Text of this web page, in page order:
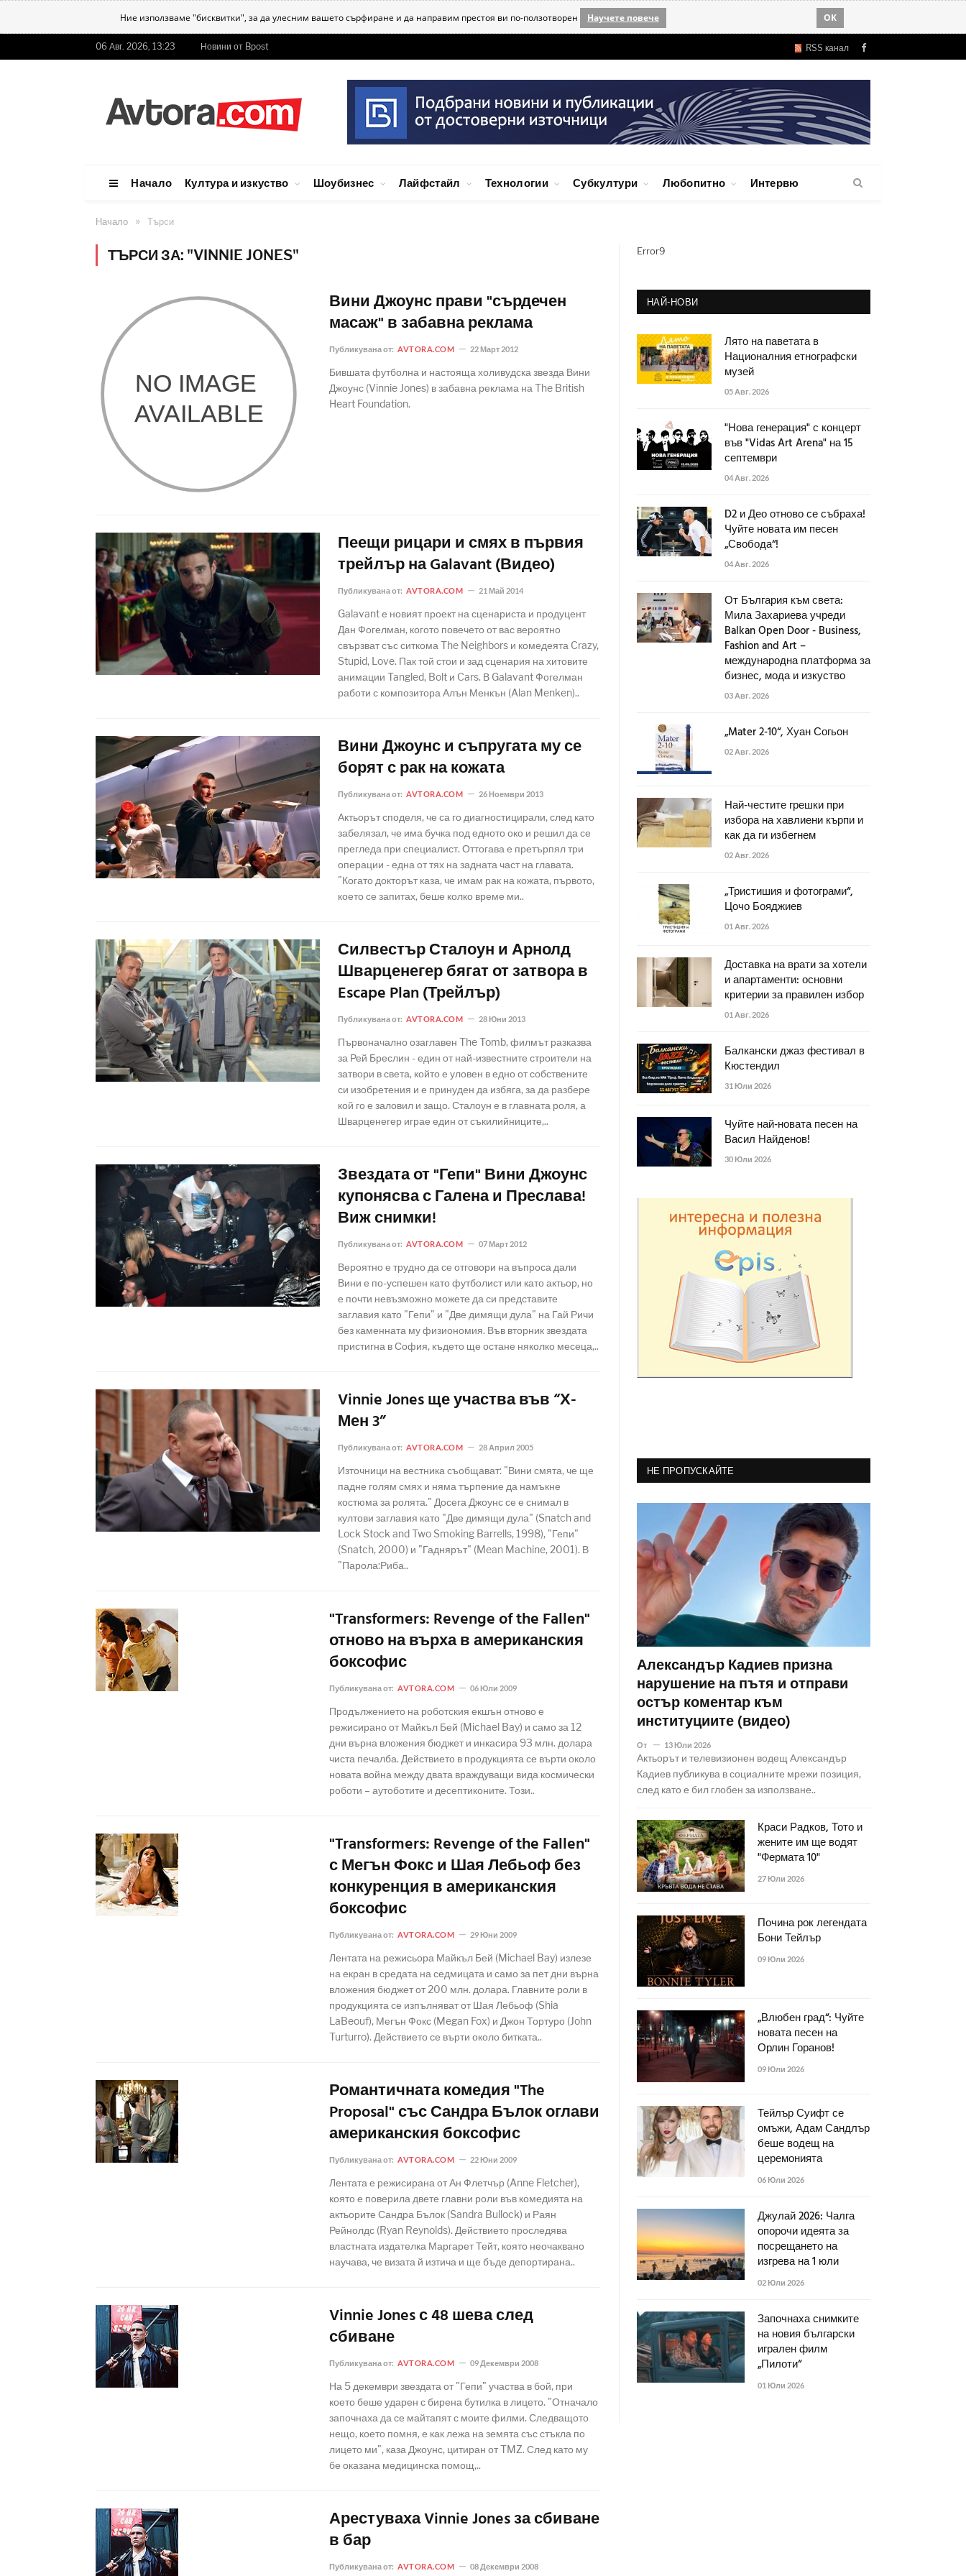
Ние използваме "бисквитки", за да улесним вашето сърфиране и да направим престоя ви по-ползотворен Научете повече OK
06 Авг. 2026, 13:23 Новини от Bpost RSS канал Facebook
Начало Култура и изкуство Шоубизнес Лайфстайл Технологии Субкултури Любопитно Интервю
Начало » Търси
ТЪРСИ ЗА: "VINNIE JONES"
Вини Джоунс прави "сърдечен
масаж" в забавна реклама
Публикувана от: AVTORA.COM 22 Март 2012
Бившата футболна и настояща холивудска звезда Вини
Джоунс (Vinnie Jones) в забавна реклама на The British
Heart Foundation.
Пеещи рицари и смях в първия
трейлър на Galavant (Видео)
Публикувана от: AVTORA.COM 21 Май 2014
Galavant е новият проект на сценариста и продуцент
Дан Фогелман, когото повечето от вас вероятно
свързват със ситкома The Neighbors и комедеята Crazy,
Stupid, Love. Пак той стои и зад сценария на хитовите
анимации Tangled, Bolt и Cars. В Galavant Фогелман
работи с композитора Алън Менкън (Alan Menken)..
Вини Джоунс и съпругата му се
борят с рак на кожата
Публикувана от: AVTORA.COM 26 Ноември 2013
Актьорът споделя, че са го диагностицирали, след като
забелязал, че има бучка под едното око и решил да се
прегледа при специалист. Оттогава е претърпял три
операции - една от тях на задната част на главата.
"Когато докторът каза, че имам рак на кожата, първото,
което се запитах, беше колко време ми..
Силвестър Сталоун и Арнолд
Шварценегер бягат от затвора в
Escape Plan (Трейлър)
Публикувана от: AVTORA.COM 28 Юни 2013
Първоначално озаглавен The Tomb, филмът разказва
за Рей Бреслин - един от най-известните строители на
затвори в света, който е уловен в едно от собствените
си изобретения и е принуден да избяга, за да разбере
кой го е заловил и защо. Сталоун е в главната роля, а
Шварценегер играе един от съкилийниците,..
Звездата от "Гепи" Вини Джоунс
купонясва с Галена и Преслава!
Виж снимки!
Публикувана от: AVTORA.COM 07 Март 2012
Вероятно е трудно да се отговори на въпроса дали
Вини е по-успешен като футболист или като актьор, но
е почти невъзможно можете да си представите
заглавия като "Гепи" и "Две димящи дула" на Гай Ричи
без каменната му физиономия. Във вторник звездата
пристигна в София, където ще остане няколко месеца,..
Vinnie Jones ще участва във “Х-
Мен 3”
Публикувана от: AVTORA.COM 28 Април 2005
Източници на вестника съобщават: "Вини смята, че ще
падне голям смях и няма търпение да намъкне
костюма за ролята." Досега Джоунс се е снимал в
култови заглавия като "Две димящи дула" (Snatch and
Lock Stock and Two Smoking Barrells, 1998), "Гепи"
(Snatch, 2000) и "Гаднярът" (Mean Machine, 2001). В
"Парола:Риба..
"Transformers: Revenge of the Fallen"
отново на върха в американския
боксофис
Публикувана от: AVTORA.COM 06 Юли 2009
Продължението на роботския екшън отново е
режисирано от Майкъл Бей (Michael Bay) и само за 12
дни върна вложения бюджет и инкасира 93 млн. долара
чиста печалба. Действието в продукцията се върти около
новата война между двата враждуващи вида космически
роботи – аутоботите и десептиконите. Този..
"Transformers: Revenge of the Fallen"
с Мегън Фокс и Шая Лебьоф без
конкуренция в американския
боксофис
Публикувана от: AVTORA.COM 29 Юни 2009
Лентата на режисьора Майкъл Бей (Michael Bay) излезе
на екран в средата на седмицата и само за пет дни върна
вложения бюджет от 200 млн. долара. Главните роли в
продукцията се изпълняват от Шая Лебьоф (Shia
LaBeouf), Мегън Фокс (Megan Fox) и Джон Тортуро (John
Turturro). Действието се върти около битката..
Романтичната комедия "The
Proposal" със Сандра Бълок оглави
американския боксофис
Публикувана от: AVTORA.COM 22 Юни 2009
Лентата е режисирана от Ан Флетчър (Anne Fletcher),
която е поверила двете главни роли във комедията на
актьорите Сандра Бълок (Sandra Bullock) и Раян
Рейнолдс (Ryan Reynolds). Действието проследява
властната издателка Маргарет Тейт, която неочаквано
научава, че визата й изтича и ще бъде депортирана..
Vinnie Jones с 48 шева след
сбиване
Публикувана от: AVTORA.COM 09 Декември 2008
На 5 декември звездата от "Гепи" участва в бой, при
което беше ударен с бирена бутилка в лицето. "Отначало
започнаха да се майтапят с моите филми. Следващото
нещо, което помня, е как лежа на земята със стъкла по
лицето ми", каза Джоунс, цитиран от TMZ. След като му
бе оказана медицинска помощ,..
Арестуваха Vinnie Jones за сбиване
в бар
Публикувана от: AVTORA.COM 08 Декември 2008
Error9
НАЙ-НОВИ
Лято на паветата в
Националния етнографски
музей
05 Авг. 2026
"Нова генерация" с концерт
във "Vidas Art Arena" на 15
септември
04 Авг. 2026
D2 и Део отново се събраха!
Чуйте новата им песен
„Свобода“!
04 Авг. 2026
От България към света:
Мила Захариева учреди
Balkan Open Door - Business,
Fashion and Art –
международна платформа за
бизнес, мода и изкуство
03 Авг. 2026
„Mater 2-10“, Хуан Согьон
02 Авг. 2026
Най-честите грешки при
избора на хавлиени кърпи и
как да ги избегнем
02 Авг. 2026
„Тристишия и фотограми“,
Цочо Бояджиев
01 Авг. 2026
Доставка на врати за хотели
и апартаменти: основни
критерии за правилен избор
01 Авг. 2026
Балкански джаз фестивал в
Кюстендил
31 Юли 2026
Чуйте най-новата песен на
Васил Найденов!
30 Юли 2026
НЕ ПРОПУСКАЙТЕ
Александър Кадиев призна
нарушение на пътя и отправи
остър коментар към
институциите (видео)
От 13 Юли 2026
Актьорът и телевизионен водещ Александър
Кадиев публикува в социалните мрежи позиция,
след като е бил глобен за използване..
Краси Радков, Тото и
жените им ще водят
"Фермата 10"
27 Юли 2026
Почина рок легендата
Бони Тейлър
09 Юли 2026
„Влюбен град“: Чуйте
новата песен на
Орлин Горанов!
09 Юли 2026
Тейлър Суифт се
омъжи, Адам Сандлър
беше водещ на
церемонията
06 Юли 2026
Джулай 2026: Чалга
опорочи идеята за
посрещането на
изгрева на 1 юли
02 Юли 2026
Започнаха снимките
на новия български
игрален филм
„Пилоти“
01 Юли 2026